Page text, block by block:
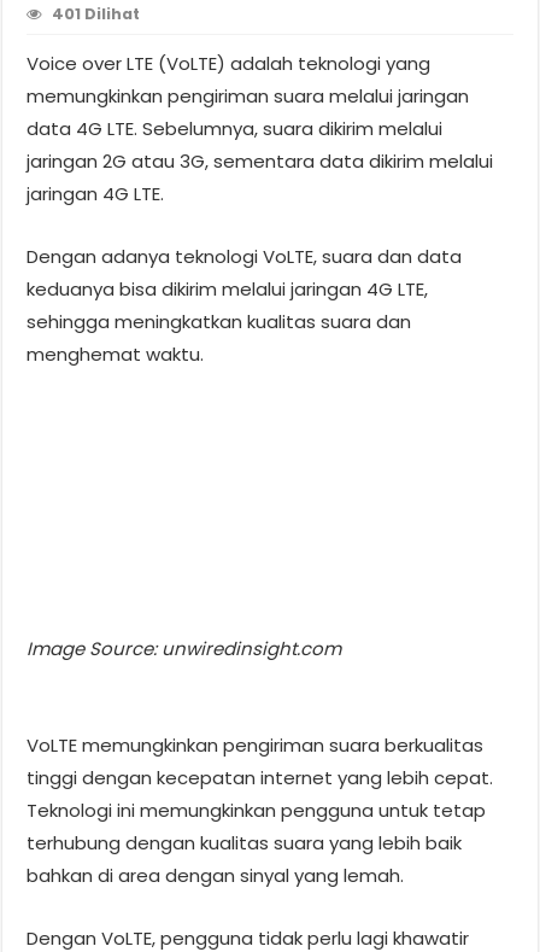
401 Dilihat
Voice over LTE (VoLTE) adalah teknologi yang
memungkinkan pengiriman suara melalui jaringan
data 4G LTE. Sebelumnya, suara dikirim melalui
jaringan 2G atau 3G, sementara data dikirim melalui
jaringan 4G LTE.
Dengan adanya teknologi VoLTE, suara dan data
keduanya bisa dikirim melalui jaringan 4G LTE,
sehingga meningkatkan kualitas suara dan
menghemat waktu.
Image Source: unwiredinsight.com
VoLTE memungkinkan pengiriman suara berkualitas
tinggi dengan kecepatan internet yang lebih cepat.
Teknologi ini memungkinkan pengguna untuk tetap
terhubung dengan kualitas suara yang lebih baik
bahkan di area dengan sinyal yang lemah.
Dengan VoLTE, pengguna tidak perlu lagi khawatir